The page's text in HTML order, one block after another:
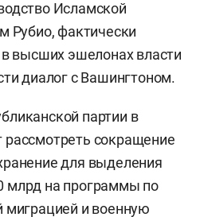
Исламской
Рубио, фактически
в высших эшелонах власти
диалог с Вашингтоном.
партии в
сокращение
для выделения
млрд на программы по
миграцией и военную